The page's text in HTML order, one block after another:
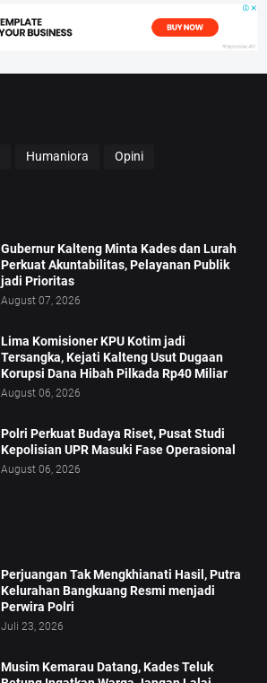
Humaniora Opini
Gubernur Kalteng Minta Kades dan Lurah
Perkuat Akuntabilitas, Pelayanan Publik
jadi Prioritas
August 07, 2026
Lima Komisioner KPU Kotim jadi
Tersangka, Kejati Kalteng Usut Dugaan
Korupsi Dana Hibah Pilkada Rp40 Miliar
August 06, 2026
Polri Perkuat Budaya Riset, Pusat Studi
Kepolisian UPR Masuki Fase Operasional
August 06, 2026
Perjuangan Tak Mengkhianati Hasil, Putra
Kelurahan Bangkuang Resmi menjadi
Perwira Polri
Juli 23, 2026
Musim Kemarau Datang, Kades Teluk